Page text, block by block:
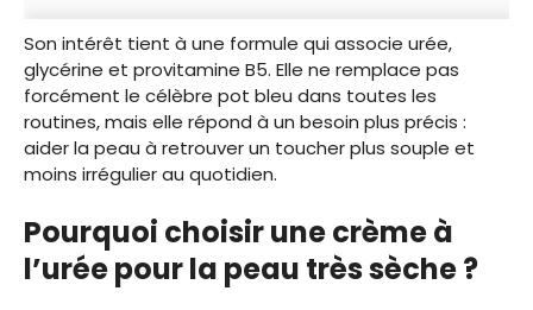
Son intérêt tient à une formule qui associe urée,
glycérine et provitamine B5. Elle ne remplace pas
forcément le célèbre pot bleu dans toutes les
routines, mais elle répond à un besoin plus précis :
aider la peau à retrouver un toucher plus souple et
moins irrégulier au quotidien.
Pourquoi choisir une crème à
l’urée pour la peau très sèche ?